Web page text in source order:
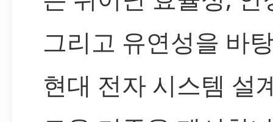
그리고 유연성을 바
현대 전자 시스템 설